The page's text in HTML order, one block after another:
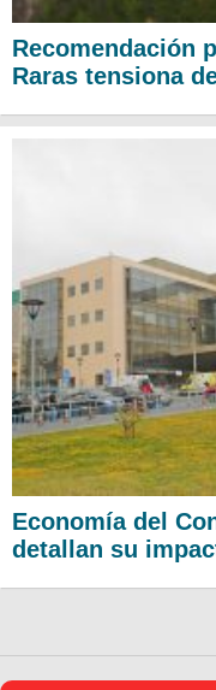
Recomendación
Raras tensiona
Economía del
detallan su